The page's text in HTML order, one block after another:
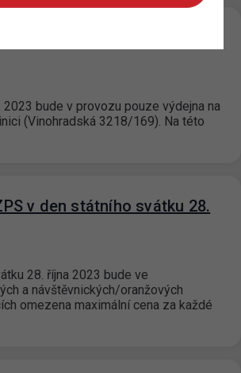
2023 bude v provozu pouze výdejna na
(Vinohradská 3218/169). Na této
v den státního svátku 28.
28. října 2023 bude ve
a návštěvnických/oranžových
omezena maximální cena za každé